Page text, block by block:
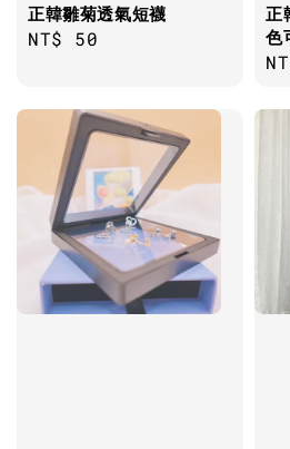
正韓雛菊透氣短襪
Regular
NT$ 50
正
色